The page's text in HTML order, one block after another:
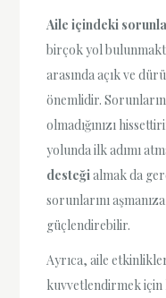
Aile içindeki
birçok yol
arasında açık ve
önemlidir.
olmadığınızı
yolunda ilk adımı
desteğialmak da
sorunlarını
güçlendirebilir.
Ayrıca, aile
kuvvetlendirmek